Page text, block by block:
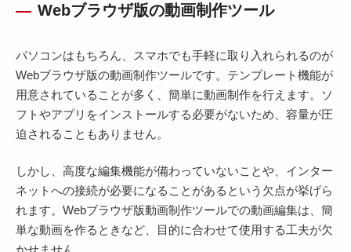
Webブラウザ版の動画制作ツール
パソコンはもちろん、スマホでも手軽に取り入れられるのが
Webブラウザ版の動画制作ツールです。テンプレート機能が
用意されていることが多く、簡単に動画制作を行えます。ソ
フトやアプリをインストールする必要がないため、容量が圧
迫されることもありません。
しかし、高度な編集機能が備わっていないことや、インター
ネットへの接続が必要になることがあるという欠点が挙げら
れます。Webブラウザ版動画制作ツールでの動画編集は、簡
単な動画を作るときなど、目的に合わせて使用する工夫が欠
かせません。